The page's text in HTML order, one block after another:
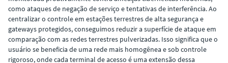
como ataques de negação de serviço e tentativas de interferência. Ao
centralizar o controle em estações terrestres de alta segurança e
gateways protegidos, conseguimos reduzir a superfície de ataque em
comparação com as redes terrestres pulverizadas. Isso significa que o
usuário se beneficia de uma rede mais homogênea e sob controle
rigoroso, onde cada terminal de acesso é uma extensão dessa